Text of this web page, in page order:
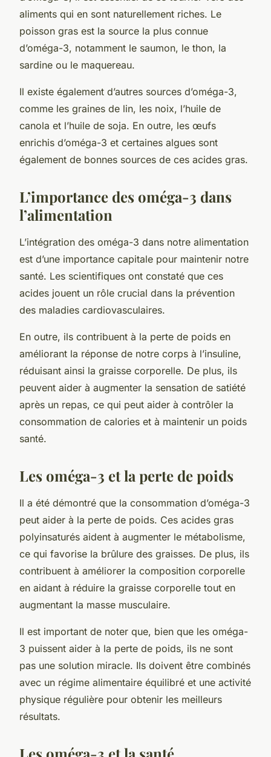
aliments qui en sont naturellement riches. Le
poisson gras est la source la plus connue
d’oméga-3, notamment le saumon, le thon, la
sardine ou le maquereau.
Il existe également d’autres sources d’oméga-3,
comme les graines de lin, les noix, l’huile de
canola et l’huile de soja. En outre, les œufs
enrichis d’oméga-3 et certaines algues sont
également de bonnes sources de ces acides gras.
L’importance des oméga-3 dans
l’alimentation
L’intégration des oméga-3 dans notre alimentation
est d’une importance capitale pour maintenir notre
santé. Les scientifiques ont constaté que ces
acides jouent un rôle crucial dans la prévention
des maladies cardiovasculaires.
En outre, ils contribuent à la perte de poids en
améliorant la réponse de notre corps à l’insuline,
réduisant ainsi la graisse corporelle. De plus, ils
peuvent aider à augmenter la sensation de satiété
après un repas, ce qui peut aider à contrôler la
consommation de calories et à maintenir un poids
santé.
Les oméga-3 et la perte de poids
Il a été démontré que la consommation d’oméga-3
peut aider à la perte de poids. Ces acides gras
polyinsaturés aident à augmenter le métabolisme,
ce qui favorise la brûlure des graisses. De plus, ils
contribuent à améliorer la composition corporelle
en aidant à réduire la graisse corporelle tout en
augmentant la masse musculaire.
Il est important de noter que, bien que les oméga-
3 puissent aider à la perte de poids, ils ne sont
pas une solution miracle. Ils doivent être combinés
avec un régime alimentaire équilibré et une activité
physique régulière pour obtenir les meilleurs
résultats.